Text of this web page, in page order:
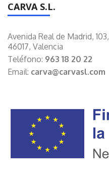
CARVA S.L.
Avenida Real de Madrid, 103,
46017, Valencia
Teléfono: 963 18 20 22
Email: carva@carvasl.com